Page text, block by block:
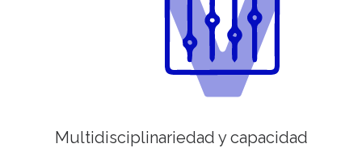
Multidisciplinariedad y capacidad